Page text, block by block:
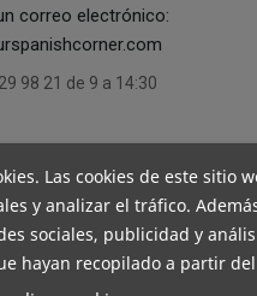
correo electrónico:
98 21 de 9 a 14:30
Las cookies de este
y analizar el tráfico.
sociales, publicidad y
hayan recopilado a partir